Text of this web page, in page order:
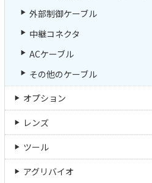
外部制御ケーブル
中継コネクタ
ACケーブル
その他のケーブル
オプション
レンズ
ツール
アグリバイオ